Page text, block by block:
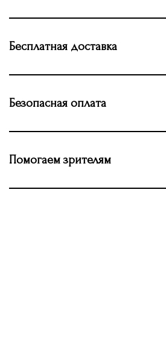
Бесплатная доставка
Безопасная оплата
Помогаем зрителям